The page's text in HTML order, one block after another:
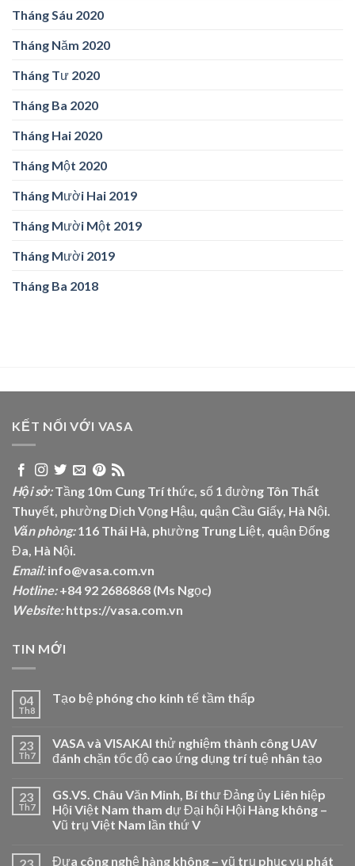
Tháng Sáu 2020
Tháng Năm 2020
Tháng Tư 2020
Tháng Ba 2020
Tháng Hai 2020
Tháng Một 2020
Tháng Mười Hai 2019
Tháng Mười Một 2019
Tháng Mười 2019
Tháng Ba 2018
KẾT NỐI VỚI VASA
Hội sở:Tầng 10m Cung Trí thức, số 1 đường Tôn Thất
Thuyết, phường Dịch Vọng Hậu, quận Cầu Giấy, Hà Nội.
Văn phòng:116 Thái Hà, phường Trung Liệt, quận Đống
Đa, Hà Nội.
Email:info@vasa.com.vn
Hotline:+84 92 2686868 (Ms Ngọc)
Website: https://vasa.com.vn
TIN MỚI
04
Th8
Tạo bệ phóng cho kinh tế tầm thấp
23
Th7
VASA và VISAKAI thử nghiệm thành công UAV
đánh chặn tốc độ cao ứng dụng trí tuệ nhân tạo
23
Th7
GS.VS. Châu Văn Minh, Bí thư Đảng ủy Liên hiệp
Hội Việt Nam tham dự Đại hội Hội Hàng không –
Vũ trụ Việt Nam lần thứ V
23 Đưa công nghệ hàng không – vũ trụ phục vụ phát